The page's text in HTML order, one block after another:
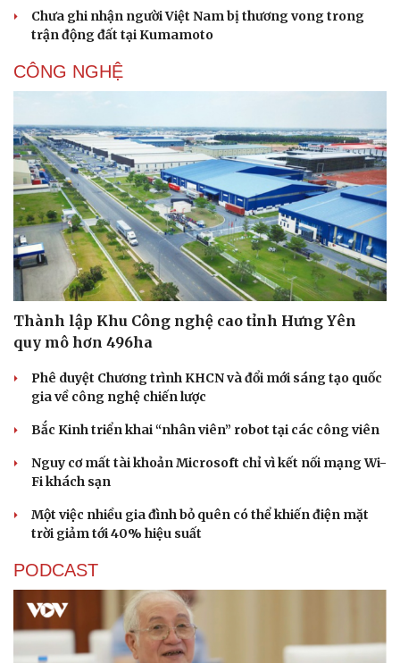
Sức khỏe
Dinh dưỡng - món ngon
Cây thuốc
Sản phụ khoa
Nhi khoa
Nam khoa
Làm đẹp - giảm cân
Phòng mạch online
Đời sống
Nhà đẹp
Blog
Tình yêu - Gia đình
Chưa ghi nhận người Việt Nam bị thương vong trong
trận động đất tại Kumamoto
CÔNG NGHỆ
Thành lập Khu Công nghệ cao tỉnh Hưng Yên
quy mô hơn 496ha
Phê duyệt Chương trình KHCN và đổi mới sáng tạo quốc
gia về công nghệ chiến lược
Bắc Kinh triển khai “nhân viên” robot tại các công viên
Nguy cơ mất tài khoản Microsoft chỉ vì kết nối mạng Wi-
Fi khách sạn
Một việc nhiều gia đình bỏ quên có thể khiến điện mặt
trời giảm tới 40% hiệu suất
PODCAST